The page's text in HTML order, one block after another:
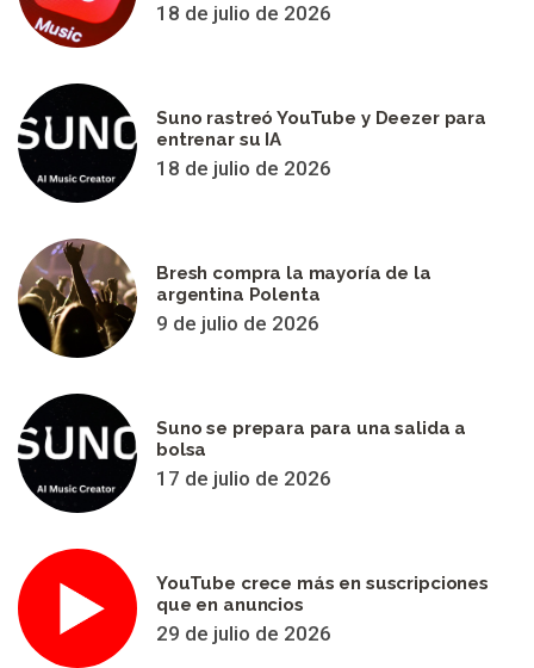
18 de julio de 2026
Suno rastreó YouTube y Deezer para
entrenar su IA
18 de julio de 2026
Bresh compra la mayoría de la
argentina Polenta
9 de julio de 2026
Suno se prepara para una salida a
bolsa
17 de julio de 2026
YouTube crece más en suscripciones
que en anuncios
29 de julio de 2026